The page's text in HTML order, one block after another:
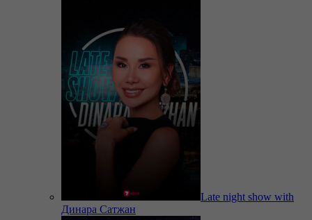
Late night show with
Динара Сатжан